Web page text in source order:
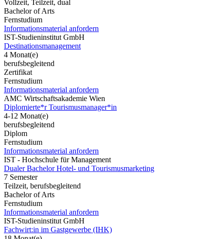
Vollzeit, Teilzeit, dual
Bachelor of Arts
Fernstudium
Informationsmaterial anfordern
IST-Studieninstitut GmbH
Destinationsmanagement
4 Monat(e)
berufsbegleitend
Zertifikat
Fernstudium
Informationsmaterial anfordern
AMC Wirtschaftsakademie Wien
Diplomierte*r Tourismusmanager*in
4-12 Monat(e)
berufsbegleitend
Diplom
Fernstudium
Informationsmaterial anfordern
IST - Hochschule für Management
Dualer Bachelor Hotel- und Tourismusmarketing
7 Semester
Teilzeit, berufsbegleitend
Bachelor of Arts
Fernstudium
Informationsmaterial anfordern
IST-Studieninstitut GmbH
Fachwirt:in im Gastgewerbe (IHK)